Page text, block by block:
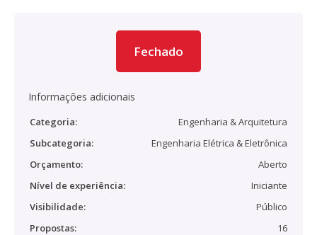
Fechado
Informações adicionais
Categoria:
Engenharia & Arquitetura
Subcategoria:
Engenharia Elétrica & Eletrônica
Orçamento:
Aberto
Nível de experiência:
Iniciante
Visibilidade:
Público
Propostas:
16